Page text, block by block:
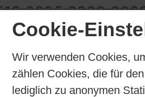
Cookie-
Wir verwenden Cookies,
zählen Cookies, die für
lediglich zu anonymen
8305 0000
Gemeinde
der Gemeinde